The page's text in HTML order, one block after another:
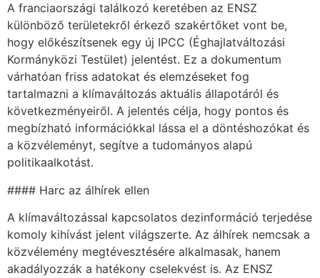
A franciaországi találkozó keretében az ENSZ
különböző területekről érkező szakértőket vont be,
hogy előkészítsenek egy új IPCC (Éghajlatváltozási
Kormányközi Testület) jelentést. Ez a dokumentum
várhatóan friss adatokat és elemzéseket fog
tartalmazni a klímaváltozás aktuális állapotáról és
következményeiről. A jelentés célja, hogy pontos és
megbízható információkkal lássa el a döntéshozókat és
a közvéleményt, segítve a tudományos alapú
politikaalkotást.
#### Harc az álhírek ellen
A klímaváltozással kapcsolatos dezinformáció terjedése
komoly kihívást jelent világszerte. Az álhírek nemcsak a
közvélemény megtévesztésére alkalmasak, hanem
akadályozzák a hatékony cselekvést is. Az ENSZ